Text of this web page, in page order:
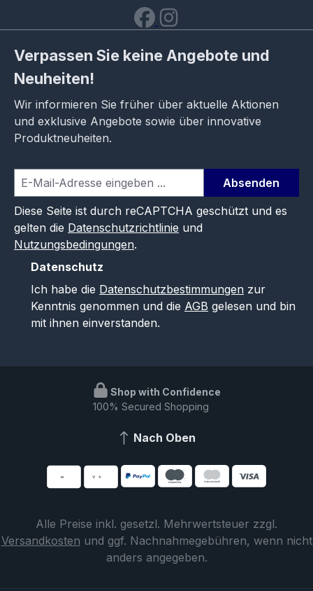
Verpassen Sie keine Angebote und
Neuheiten!
Wir informieren Sie früher über aktuelle Aktionen
und exklusive Angebote sowie über innovative
Produktneuheiten.
Absenden
Diese Seite ist durch reCAPTCHA geschützt und es
gelten die Datenschutzrichtlinie und
Nutzungsbedingungen.
Datenschutz
Ich habe die Datenschutzbestimmungen zur
Kenntnis genommen und die AGB gelesen und bin
mit ihnen einverstanden.
Shop with Confidence
100% Secured Shopping
Nach Oben
Alle Preise inkl. gesetzl. Mehrwertsteuer zzgl.
Versandkosten und ggf. Nachnahmegebühren, wenn nicht
anders angegeben.